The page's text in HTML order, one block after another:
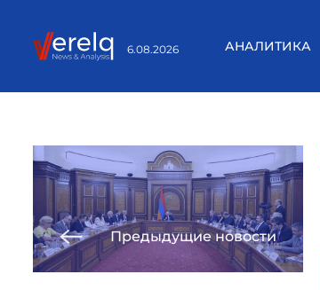
6.08.2026 АНАЛИТИКА
Предыдущие новости